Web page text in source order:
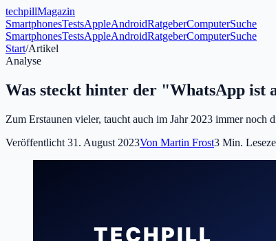
techpillMagazin
SmartphonesTestsAppleAndroidRatgeberComputerSuche
SmartphonesTestsAppleAndroidRatgeberComputerSuche
Start/Artikel
Analyse
Was steckt hinter der "WhatsApp ist
Zum Erstaunen vieler, taucht auch im Jahr 2023 immer
Veröffentlicht 31. August 2023Von Martin Frost3 Min.